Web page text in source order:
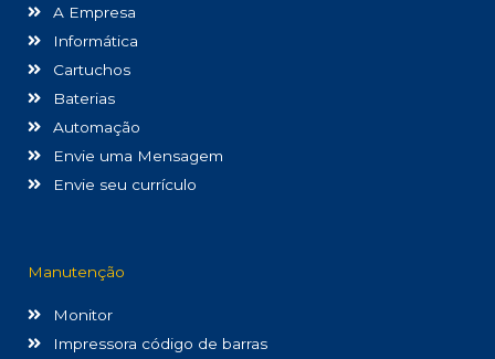
A Empresa
Informática
Cartuchos
Baterias
Automação
Envie uma Mensagem
Envie seu currículo
Manutenção
Monitor
Impressora código de barras